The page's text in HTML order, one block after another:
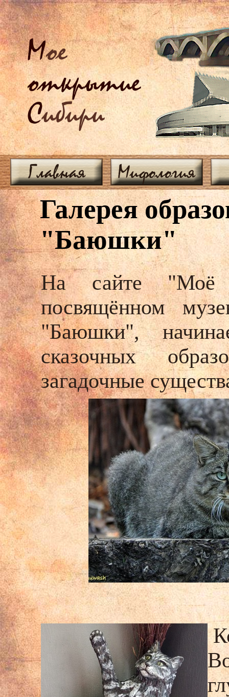
Мое
открытие
Сибири
Главная Мифология
Галерея
"Баюшки"
На сайте "Моё
посвящённом
"Баюшки",
сказочных
загадочные